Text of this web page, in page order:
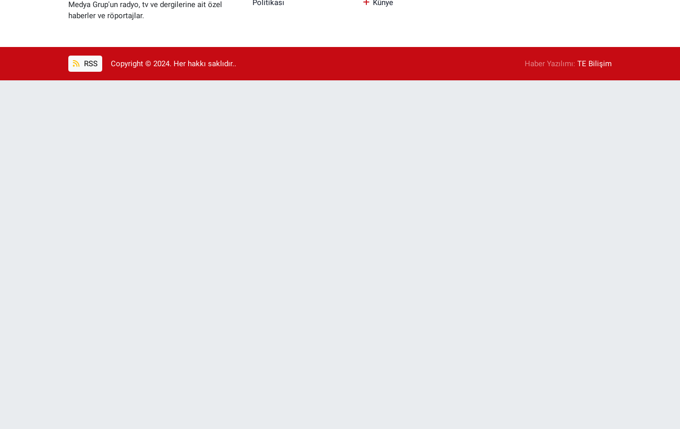
Medya Grup'un radyo, tv ve dergilerine ait özel
haberler ve röportajlar.
Politikası
Künye
RSS Copyright © 2024. Her hakkı saklıdır.. Haber Yazılımı:TE Bilişim